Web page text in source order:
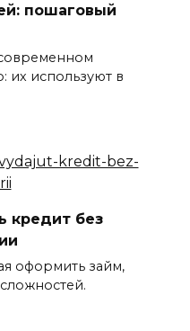
пошаговый
их используют в
кредит без
оформить займ,